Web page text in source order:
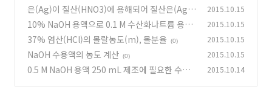
요한 KOH의 질량 (0)
은(Ag)이 질산(HNO3)에 용해되어 질산은(AgN
O3)이 되는 이유
(0)
2015.10.15
10% NaOH 용액으로 0.1 M 수산화나트륨 용액
만들기
(0)
2015.10.15
37% 염산(HCl)의 몰랄농도(m), 몰분율 (0) 2015.10.15
NaOH 수용액의 농도 계산 (0) 2015.10.15
0.5 M NaOH 용액 250 mL 제조에 필요한 수산
2015.10.14